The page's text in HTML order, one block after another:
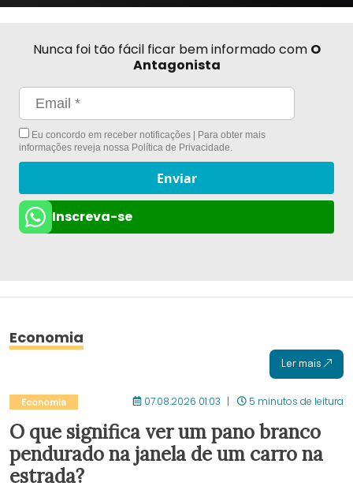
Nunca foi tão fácil ficar bem informado com O
Antagonista
Eu concordo em receber notificações | Para obter mais
informações reveja nossa Política de Privacidade.
Enviar
Inscreva-se
Economia
Ler mais
Economia 07.08.2026 01:03 5 minutos de leitura
O que significa ver um pano branco
pendurado na janela de um carro na
estrada?